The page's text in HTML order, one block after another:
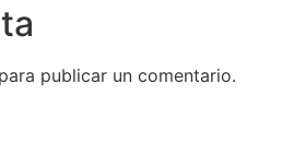
para publicar un comentario.